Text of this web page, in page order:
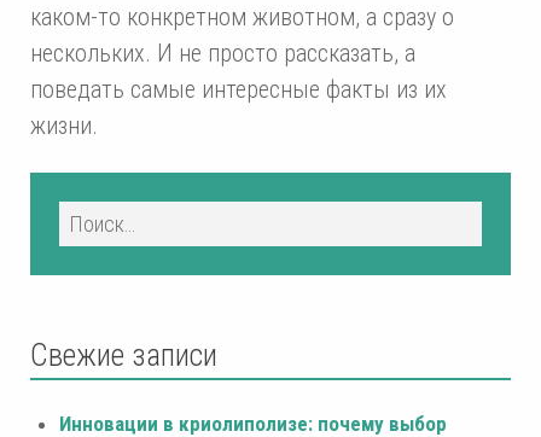
каком-то конкретном животном, а сразу о
нескольких. И не просто рассказать, а
поведать самые интересные факты из их
жизни.
Свежие записи
Инновации в криолиполизе: почему выбор